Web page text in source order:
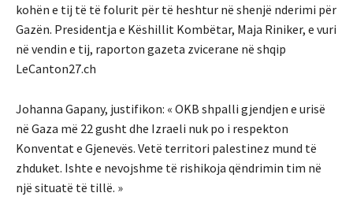
kohën e tij të të folurit për të heshtur në shenjë nderimi për
Gazën. Presidentja e Këshillit Kombëtar, Maja Riniker, e vuri
në vendin e tij, raporton gazeta zvicerane në shqip
LeCanton27.ch
Johanna Gapany, justifikon: « OKB shpalli gjendjen e urisë
në Gaza më 22 gusht dhe Izraeli nuk po i respekton
Konventat e Gjenevës. Vetë territori palestinez mund të
zhduket. Ishte e nevojshme të rishikoja qëndrimin tim në
një situatë të tillë. »